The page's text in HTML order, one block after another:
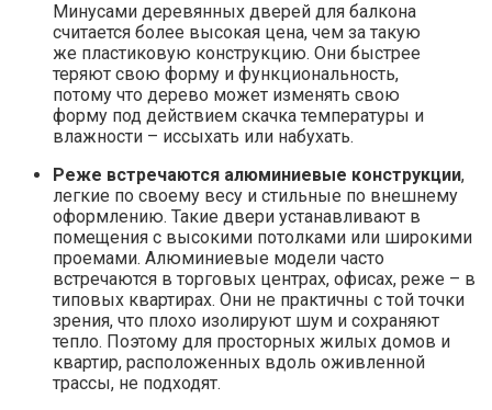
Минусами деревянных дверей для балкона
считается более высокая цена, чем за такую
же пластиковую конструкцию. Они быстрее
теряют свою форму и функциональность,
потому что дерево может изменять свою
форму под действием скачка температуры и
влажности – иссыхать или набухать.
Реже встречаются алюминиевые конструкции,
легкие по своему весу и стильные по внешнему
оформлению. Такие двери устанавливают в
помещения с высокими потолками или широкими
проемами. Алюминиевые модели часто
встречаются в торговых центрах, офисах, реже – в
типовых квартирах. Они не практичны с той точки
зрения, что плохо изолируют шум и сохраняют
тепло. Поэтому для просторных жилых домов и
квартир, расположенных вдоль оживленной
трассы, не подходят.